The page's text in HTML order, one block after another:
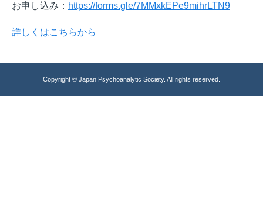
お申し込み： https://forms.gle/7MMxkEPe9mihrLTN9
詳しくはこちらから
Copyright © Japan Psychoanalytic Society. All rights reserved.